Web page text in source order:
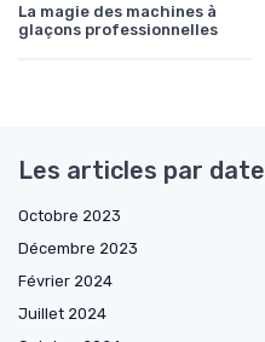
La magie des machines à
glaçons professionnelles
Les articles par date
Octobre 2023
Décembre 2023
Février 2024
Juillet 2024